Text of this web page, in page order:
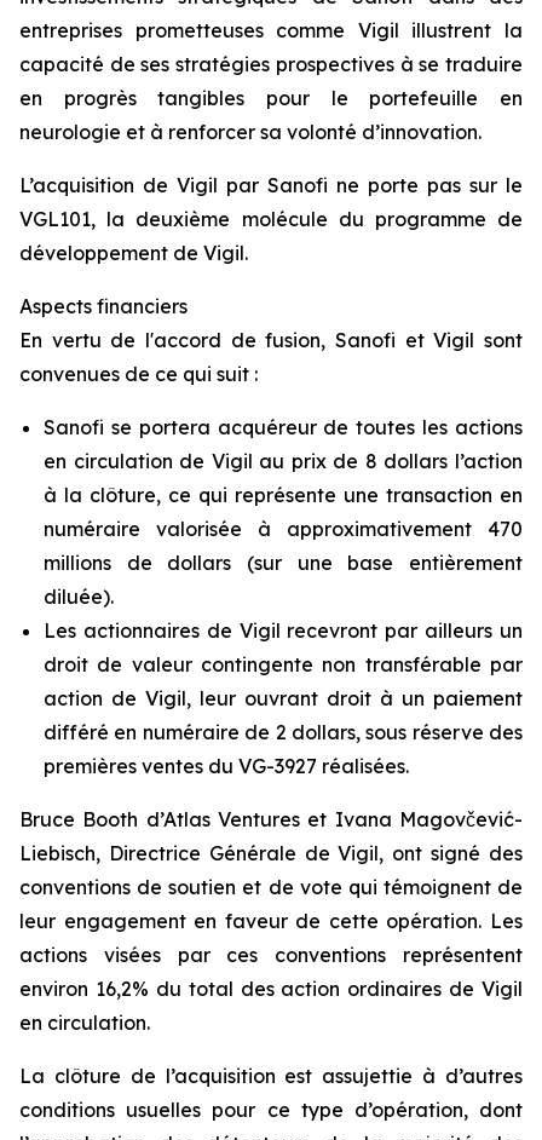
entreprises prometteuses comme Vigil illustrent la
capacité de ses stratégies prospectives à se traduire
en progrès tangibles pour le portefeuille en
neurologie et à renforcer sa volonté d’innovation.
L’acquisition de Vigil par Sanofi ne porte pas sur le
VGL101, la deuxième molécule du programme de
développement de Vigil.
Aspects financiers
En vertu de l'accord de fusion, Sanofi et Vigil sont
convenues de ce qui suit :
Sanofi se portera acquéreur de toutes les actions
en circulation de Vigil au prix de 8 dollars l’action
à la clôture, ce qui représente une transaction en
numéraire valorisée à approximativement 470
millions de dollars (sur une base entièrement
diluée).
Les actionnaires de Vigil recevront par ailleurs un
droit de valeur contingente non transférable par
action de Vigil, leur ouvrant droit à un paiement
différé en numéraire de 2 dollars, sous réserve des
premières ventes du VG-3927 réalisées.
Bruce Booth d’Atlas Ventures et Ivana Magovčević-
Liebisch, Directrice Générale de Vigil, ont signé des
conventions de soutien et de vote qui témoignent de
leur engagement en faveur de cette opération. Les
actions visées par ces conventions représentent
environ 16,2% du total des action ordinaires de Vigil
en circulation.
La clôture de l’acquisition est assujettie à d’autres
conditions usuelles pour ce type d’opération, dont